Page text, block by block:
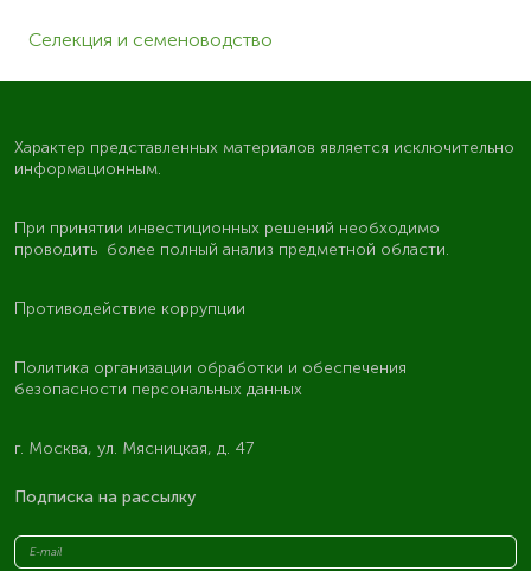
Селекция и семеноводство
Характер представленных материалов является исключительно
информационным.
При принятии инвестиционных решений необходимо
проводить более полный анализ предметной области.
Противодействие коррупции
Политика организации обработки и обеспечения
безопасности персональных данных
г. Москва, ул. Мясницкая, д. 47
Подписка на рассылку